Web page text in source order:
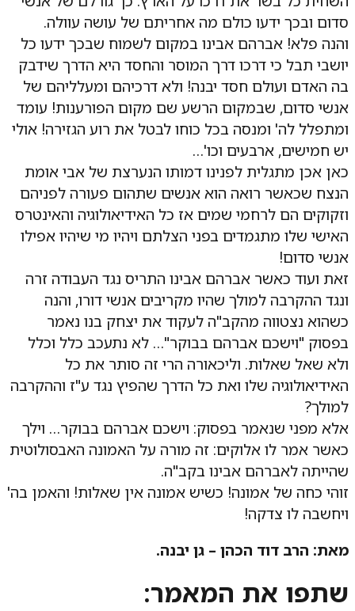
סדום ובכך ידעו כולם מה אחריתם של עושה עוולה.
והנה פלא! אברהם אבינו במקום לשמוח שבכך ידעו כל
יושבי תבל כי דרכו דרך המוסר והחסד היא הדרך שידבק
בה האדם ועולם חסד יבנה! ולא דרכיהם ומעלליהם של
אנשי סדום, שבמקום הרשע שם מקום הפורענות! עומד
ומתפלל לה' ומנסה בכל כוחו לבטל את רוע הגזירה! אולי
יש חמישים, ארבעים וכו'…
כאן אכן מתגלית לפנינו דמותו הנערצת של אבי אומת
הנצח שכאשר רואה הוא אנשים שתהום פעורה לפניהם
וזקוקים הם לרחמי שמים אז כל האידיאולוגיה והאינטרס
האישי שלו מתגמדים בפני הצלתם ויהיו מי שיהיו אפילו
אנשי סדום!
זאת ועוד כאשר אברהם אבינו התריס נגד העבודה זרה
ונגד ההקרבה למולך שהיו מקריבים אנשי דורו, והנה
כשהוא נצטווה מהקב"ה לעקוד את יצחק בנו נאמר
בפסוק "וישכם אברהם בבוקר"… לא נתעכב כלל וכלל
ולא שאל שאלות. וליכאורה הרי זה סותר את כל
האידיאולוגיה שלו ואת כל הדרך שהפיץ נגד ע"ז וההקרבה
למולך?
אלא מפני שנאמר בפסוק: וישכם אברהם בבוקר… וילך
כאשר אמר לו אלוקים: זה מורה על האמונה האבסולוטית
שהייתה לאברהם אבינו בקב"ה.
זוהי כחה של אמונה! כשיש אמונה אין שאלות! והאמן בה'
ויחשבה לו צדקה!
מאת: הרב דוד הכהן – גן יבנה.
שתפו את המאמר: